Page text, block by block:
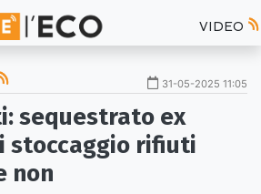
VIDEO
31-05-2025 11:05
sequestrato ex
stoccaggio rifiuti
non